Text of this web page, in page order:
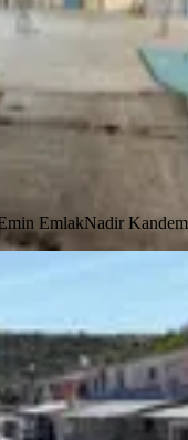
EmlakNadir
Satılık Çeşme
Çeşme
·76 m²·06.08.2026
₺